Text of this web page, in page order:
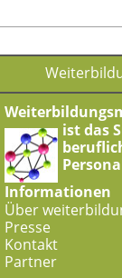
ist das
Informationen
Über
Presse
Kontakt
Partner